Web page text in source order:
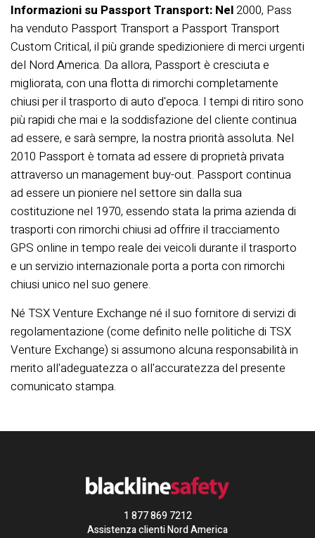
Informazioni su Passport Transport: Nel 2000, Pass
ha venduto Passport Transport a Passport Transport
Custom Critical, il più grande spedizioniere di merci urgenti
del Nord America. Da allora, Passport è cresciuta e
migliorata, con una flotta di rimorchi completamente
chiusi per il trasporto di auto d'epoca. I tempi di ritiro sono
più rapidi che mai e la soddisfazione del cliente continua
ad essere, e sarà sempre, la nostra priorità assoluta. Nel
2010 Passport è tornata ad essere di proprietà privata
attraverso un management buy-out. Passport continua
ad essere un pioniere nel settore sin dalla sua
costituzione nel 1970, essendo stata la prima azienda di
trasporti con rimorchi chiusi ad offrire il tracciamento
GPS online in tempo reale dei veicoli durante il trasporto
e un servizio internazionale porta a porta con rimorchi
chiusi unico nel suo genere.
Né TSX Venture Exchange né il suo fornitore di servizi di
regolamentazione (come definito nelle politiche di TSX
Venture Exchange) si assumono alcuna responsabilità in
merito all'adeguatezza o all'accuratezza del presente
comunicato stampa.
1 877 869 7212
Assistenza clienti Nord America